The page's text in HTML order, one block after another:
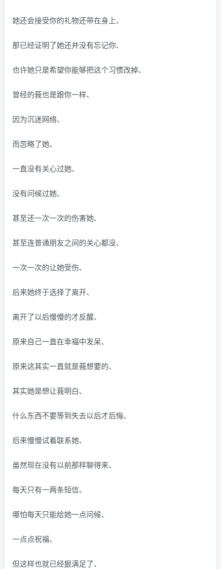
她还会接受你的礼物还带在身上、
那已经证明了她还并没有忘记你、
也许她只是希望你能够把这个习惯改掉、
曾经的莪也是跟你一样、
因为沉迷网络、
而忽略了她、
一直没有关心过她、
没有问候过她、
甚至还一次一次的伤害她、
甚至连普通朋友之间的关心都没、
一次一次的让她受伤、
后来她终于选择了离开、
离开了以后慢慢的才反醒、
原来自己一直在幸福中发呆、
原来这其实一直就是莪想要的、
其实她是想让莪明白、
什么东西不要等到失去以后才后悔、
后来慢慢试着联系她、
虽然现在没有以前那样聊得来、
每天只有一两条短信、
哪怕每天只能给她一点问候、
一点点祝福、
但这样也就已经狠满足了、